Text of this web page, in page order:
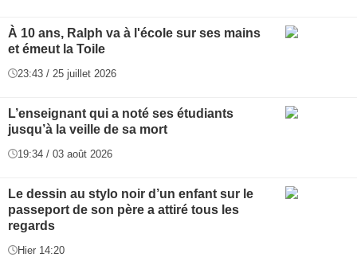
À 10 ans, Ralph va à l'école sur ses mains
et émeut la Toile
23:43 / 25 juillet 2026
L’enseignant qui a noté ses étudiants
jusqu’à la veille de sa mort
19:34 / 03 août 2026
Le dessin au stylo noir d’un enfant sur le
passeport de son père a attiré tous les
regards
Hier 14:20